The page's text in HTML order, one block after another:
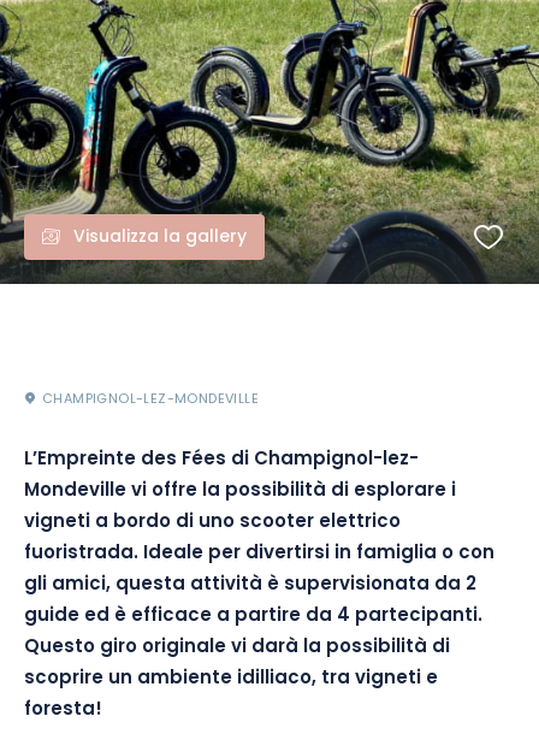
Visualizza la gallery
CHAMPIGNOL-LEZ-MONDEVILLE
L’Empreinte des Fées di Champignol-lez-
Mondeville vi offre la possibilità di esplorare i
vigneti a bordo di uno scooter elettrico
fuoristrada. Ideale per divertirsi in famiglia o con
gli amici, questa attività è supervisionata da 2
guide ed è efficace a partire da 4 partecipanti.
Questo giro originale vi darà la possibilità di
scoprire un ambiente idilliaco, tra vigneti e
foresta!